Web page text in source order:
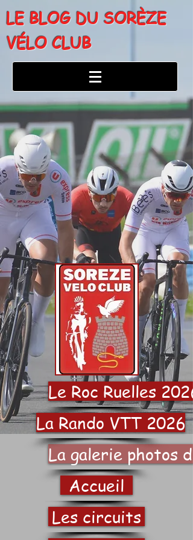
LE BLOG DU SORÈZE
VÉLO CLUB
Le Roc Ruelles 2026
La Rando VTT 2026
La galerie photos
Accueil
Les circuits